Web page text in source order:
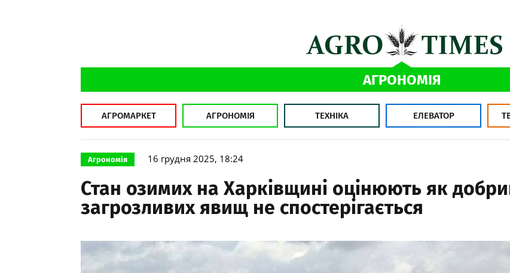
АГРОНОМІЯ
АГРОМАРКЕТ АГРОНОМІЯ ТЕХНІКА ЕЛЕВАТОР
Агрономія 16 грудня 2025, 18:24
Стан озимих на Харківщині оцінюють як
загрозливих явищ не спостерігається